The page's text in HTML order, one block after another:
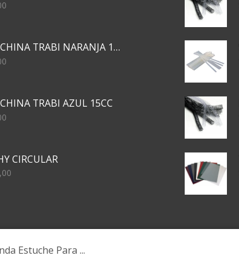
TINTA CHINA TRABI NARANJA 15CC
TRABI AZUL 15CC
CIRCULAR
reservados
Estuche Para ...